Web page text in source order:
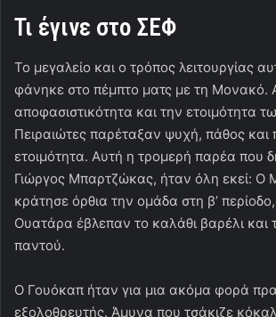
Τι έγινε στο ΣΕΦ
Το μεγαλείο και ο τρόπος λειτουργίας
φάνηκε στο πέμπτο ματς με τη Μονακό.
αποφασιστικότητα και την ετοιμότητα
Πειραιώτες παρέταξαν ψυχή, πάθος και
ετοιμότητα. Αυτή η τρομερή παρέα που
Γιώργος Μπαρτζώκας, ήταν όλη εκεί: Ο
κράτησε όρθια την ομάδα στη β’
Ουατάρα έβλεπαν το καλάθι βαρέλι και
παντού.
Ο Γουόκαπ ήταν για μια ακόμα φορά
εξολοθρευτής. Άμυνα που τσάκιζε